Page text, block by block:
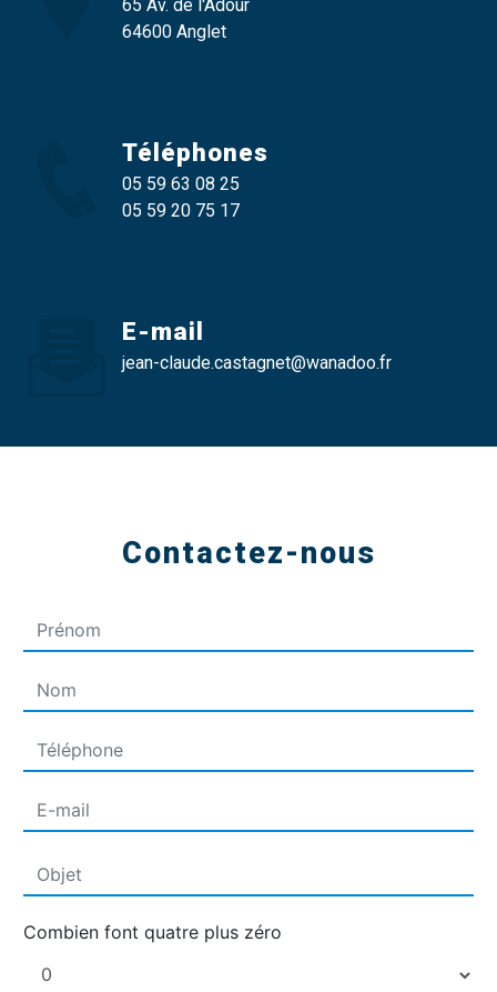
65 Av. de l'Adour
64600 Anglet
Téléphones
05 59 63 08 25
05 59 20 75 17
E-mail
jean-claude.castagnet@wanadoo.fr
Contactez-nous
Combien font quatre plus zéro